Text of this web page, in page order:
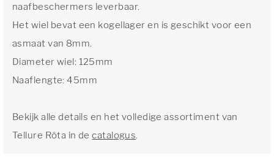
naafbeschermers leverbaar.
Het wiel bevat een kogellager en is geschikt voor een
asmaat van 8mm.
Diameter wiel: 125mm
Naaflengte: 45mm
Bekijk alle details en het volledige assortiment van
Tellure Rôta in decatalogus.